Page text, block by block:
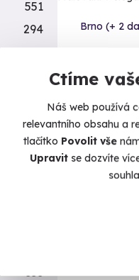
Ctíme
Náš web používá
relevantního obsahu a
tlačítko Povolit vše
Upravitse dozvíte
Brno (+ 2
551
294
450
4
196
31
353